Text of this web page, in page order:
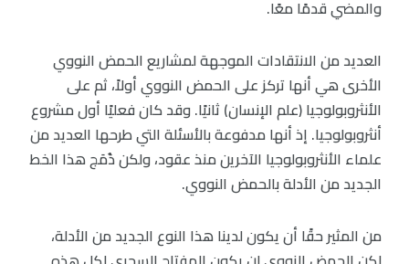
والمضي قدمًا معًا.
العديد من الانتقادات الموجهة لمشاريع الحمض النووي
الأخرى هي أنها تركز على الحمض النووي أولاً، ثم على
الأنثروبولوجيا (علم الإنسان) ثانيًا. وقد كان فعليًا أول مشروع
أنثروبولوجيا. إذ أنها مدفوعة بالأسئلة التي طرحها العديد من
علماء الأنثروبولوجيا الآخرين منذ عقود، ولكن دَُمَج هذا الخط
الجديد من الأدلة بالحمض النووي.
من المثير حقًا أن يكون لدينا هذا النوع الجديد من الأدلة،